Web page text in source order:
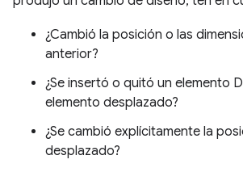
¿Cambió la posición o las
anterior?
¿Se insertó o quitó un elemento
elemento desplazado?
¿Se cambió explícitamente la
desplazado?